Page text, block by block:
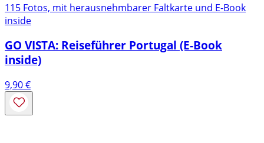
115 Fotos, mit herausnehmbarer Faltkarte und E-Book
inside
GO VISTA: Reiseführer Portugal (E-Book
inside)
9,90€